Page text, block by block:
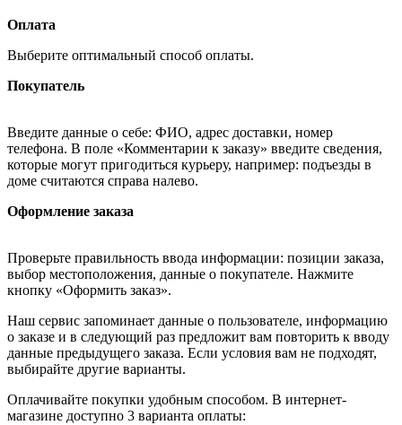
Оплата
Выберите оптимальный способ оплаты.
Покупатель
Введите данные о себе: ФИО, адрес доставки, номер
телефона. В поле «Комментарии к заказу» введите сведения,
которые могут пригодиться курьеру, например: подъезды в
доме считаются справа налево.
Оформление заказа
Проверьте правильность ввода информации: позиции заказа,
выбор местоположения, данные о покупателе. Нажмите
кнопку «Оформить заказ».
Наш сервис запоминает данные о пользователе, информацию
о заказе и в следующий раз предложит вам повторить к вводу
данные предыдущего заказа. Если условия вам не подходят,
выбирайте другие варианты.
Оплачивайте покупки удобным способом. В интернет-
магазине доступно 3 варианта оплаты: